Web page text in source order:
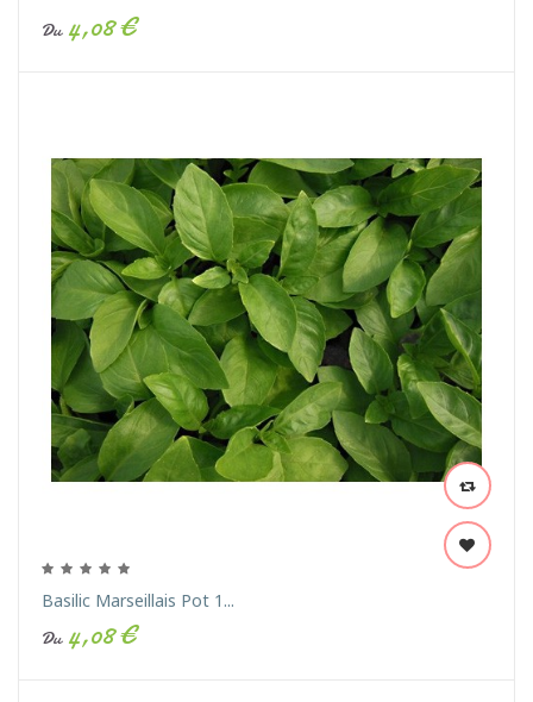
Du 4,08 €
Basilic Marseillais Pot 1...
Du 4,08 €